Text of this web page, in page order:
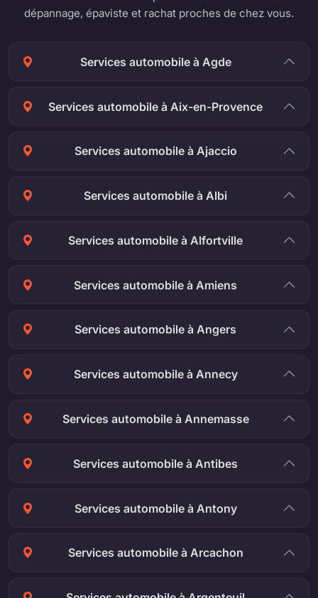
dépannage, épaviste et rachat proches de chez vous.
Services automobile à Agde
Services automobile à Aix-en-Provence
Services automobile à Ajaccio
Services automobile à Albi
Services automobile à Alfortville
Services automobile à Amiens
Services automobile à Angers
Services automobile à Annecy
Services automobile à Annemasse
Services automobile à Antibes
Services automobile à Antony
Services automobile à Arcachon